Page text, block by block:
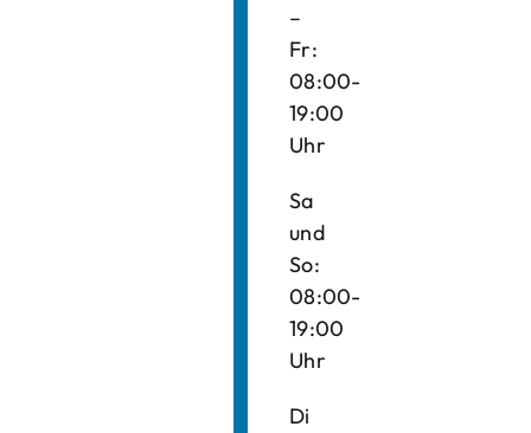
–
Fr:
08:00-
19:00
Uhr
Sa
und
So:
08:00-
19:00
Uhr
Di